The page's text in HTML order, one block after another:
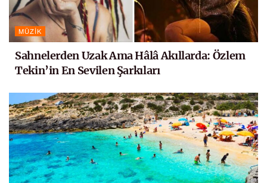
MÜZIK
Sahnelerden Uzak Ama Hâlâ Akıllarda: Özlem
Tekin’in En Sevilen Şarkıları